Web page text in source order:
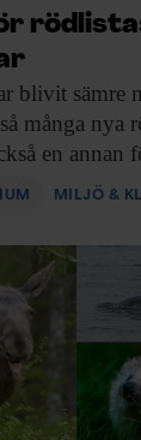
blivit sämre
många nya
en annan
MILJÖ &